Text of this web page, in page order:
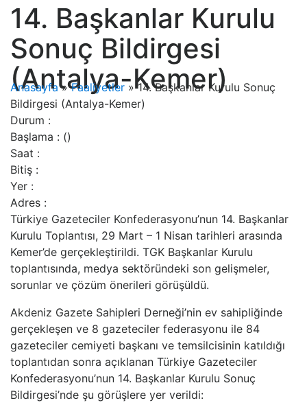
14. Başkanlar Kurulu
Sonuç Bildirgesi
(Antalya-Kemer)
Anasayfa»Faaliyetler »14. Başkanlar Kurulu Sonuç
Bildirgesi (Antalya-Kemer)
Durum :
Başlama : ()
Saat :
Bitiş :
Yer :
Adres :
Türkiye Gazeteciler Konfederasyonu’nun 14. Başkanlar
Kurulu Toplantısı, 29 Mart – 1 Nisan tarihleri arasında
Kemer’de gerçekleştirildi. TGK Başkanlar Kurulu
toplantısında, medya sektöründeki son gelişmeler,
sorunlar ve çözüm önerileri görüşüldü.
Akdeniz Gazete Sahipleri Derneği’nin ev sahipliğinde
gerçekleşen ve 8 gazeteciler federasyonu ile 84
gazeteciler cemiyeti başkanı ve temsilcisinin katıldığı
toplantıdan sonra açıklanan Türkiye Gazeteciler
Konfederasyonu’nun 14. Başkanlar Kurulu Sonuç
Bildirgesi’nde şu görüşlere yer verildi: